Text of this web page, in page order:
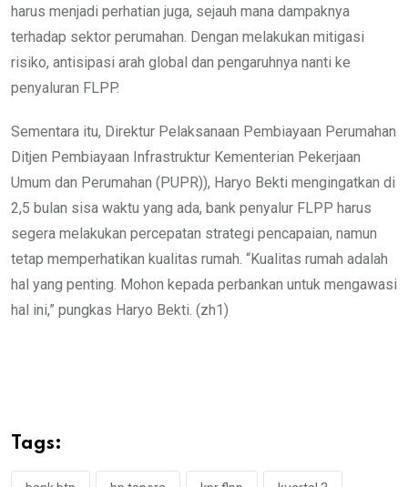
harus menjadi perhatian juga, sejauh mana dampaknya
terhadap sektor perumahan. Dengan melakukan mitigasi
risiko, antisipasi arah global dan pengaruhnya nanti ke
penyaluran FLPP.
Sementara itu, Direktur Pelaksanaan Pembiayaan Perumahan
Ditjen Pembiayaan Infrastruktur Kementerian Pekerjaan
Umum dan Perumahan (PUPR)), Haryo Bekti mengingatkan di
2,5 bulan sisa waktu yang ada, bank penyalur FLPP harus
segera melakukan percepatan strategi pencapaian, namun
tetap memperhatikan kualitas rumah. “Kualitas rumah adalah
hal yang penting. Mohon kepada perbankan untuk mengawasi
hal ini,” pungkas Haryo Bekti. (zh1)
Tags: